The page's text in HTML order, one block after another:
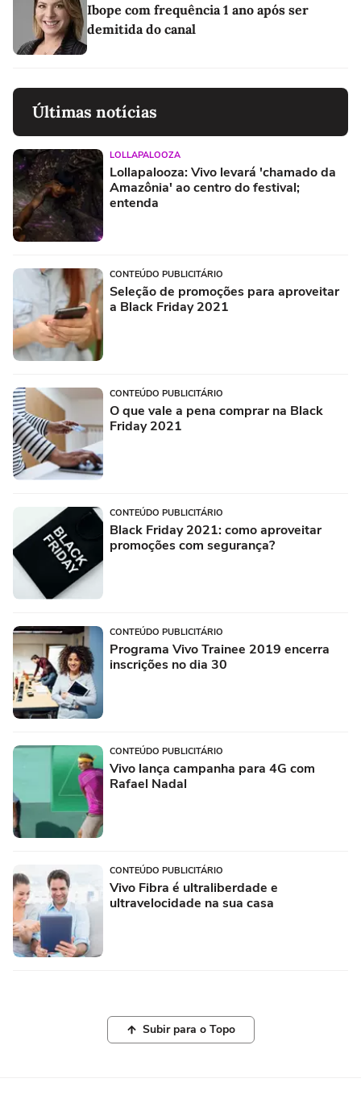
Ibope com frequência 1 ano após ser
demitida do canal
Últimas notícias
LOLLAPALOOZA
Lollapalooza: Vivo levará 'chamado da
Amazônia' ao centro do festival;
entenda
CONTEÚDO PUBLICITÁRIO
Seleção de promoções para aproveitar
a Black Friday 2021
CONTEÚDO PUBLICITÁRIO
O que vale a pena comprar na Black
Friday 2021
CONTEÚDO PUBLICITÁRIO
Black Friday 2021: como aproveitar
promoções com segurança?
CONTEÚDO PUBLICITÁRIO
Programa Vivo Trainee 2019 encerra
inscrições no dia 30
CONTEÚDO PUBLICITÁRIO
Vivo lança campanha para 4G com
Rafael Nadal
CONTEÚDO PUBLICITÁRIO
Vivo Fibra é ultraliberdade e
ultravelocidade na sua casa
Subir para o Topo